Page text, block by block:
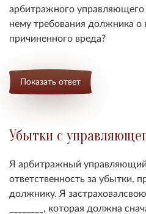
арбитражного управляющего
нему требования должника о
причиненного вреда?
Показать ответ
Убытки с
Я арбитражный
ответственность за убытки,
должнику. Я
________, которая должна